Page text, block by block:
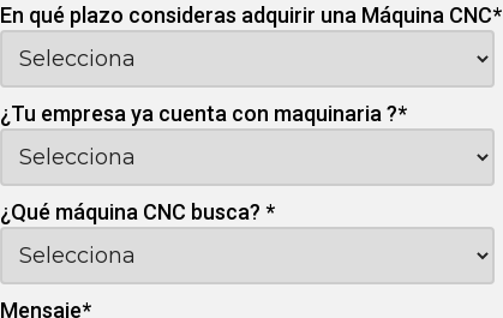
En qué plazo consideras adquirir una Máquina CNC*
¿Tu empresa ya cuenta con maquinaria ?*
¿Qué máquina CNC busca?*
Mensaje*